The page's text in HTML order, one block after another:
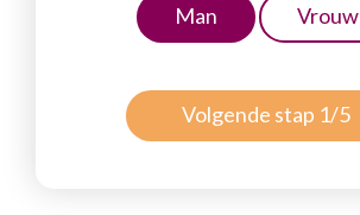
Man Vrouw
Volgende stap 1/5